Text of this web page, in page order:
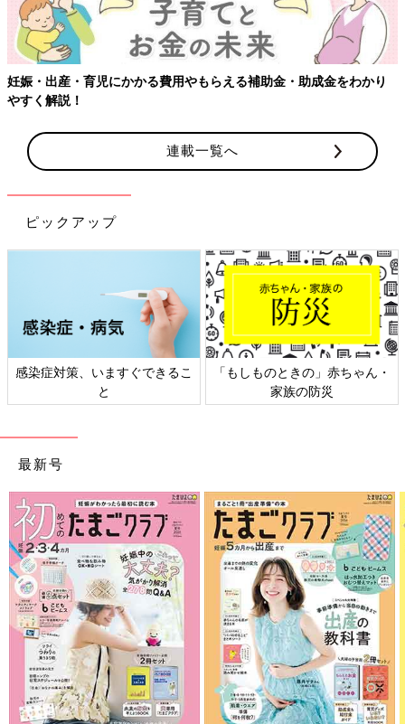
連載一覧へ
ピックアップ
日本外来小児科学会リーフレッ
ト検討会
六星占術 細木かおりさんの人生
相談
最新号